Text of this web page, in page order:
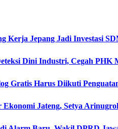
Kerja Jepang Jadi Investasi
Dini Industri, Cegah PHK
Gratis Harus Diikuti
Jateng, Setya